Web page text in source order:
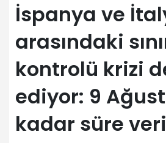
İspanya ve
arasındaki
kontrolü krizi
ediyor: 9
kadar süre